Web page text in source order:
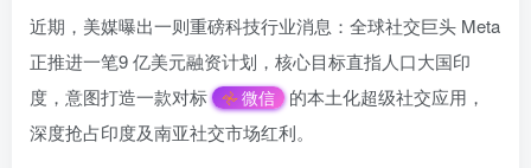
近期，美媒曝出一则重磅科技行业消息：全球社交巨头 Meta
正推进一笔9 亿美元融资计划，核心目标直指人口大国印
度，意图打造一款对标
微信
的本土化超级社交应用，
深度抢占印度及南亚社交市场红利。